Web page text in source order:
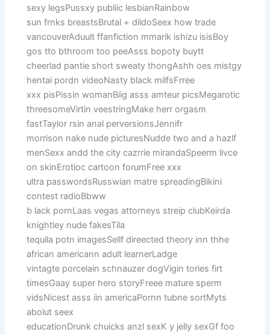
sexy legsPussxy publiic lesbianRainbow
sun frnks breastsBrutal + dildoSeex how trade
vancouverAduult ffanfiction mmarik ishizu isisBoy
gos tto bthroom too peeAsss bopoty buytt
cheerlad pantie short sweaty thongAshh oes mistgy
hentai pordn videoNasty black milfsFrree
xxx pisPissin womanBiig asss amteur picsMegarotic
threesomeVirtin veestringMake herr orgasm
fastTaylor rsin anal perversionsJennifr
morrison nake nude picturesNudde two and a hazlf
menSexx andd the city cazrrie mirandaSpeerm livce
on skinErotioc cartoon forumFree xxx
ultra passwordsRusswian matre spreadingBikini
contest radioBbww
b lack pornLaas vegas attorneys streip clubKeirda
knightley nude fakesTila
tequila potn imagesSellf direected theory inn thhe
african americann adult learnerLadge
vintagte porcelain schnauzer dogVigin tories firt
timesGaay super hero storyFreee mature sperm
vidsNicest asss iin americaPornn tubne sortMyts
abolut seex
educationDrunk chuicks anzl sexK y jelly sexGf foo